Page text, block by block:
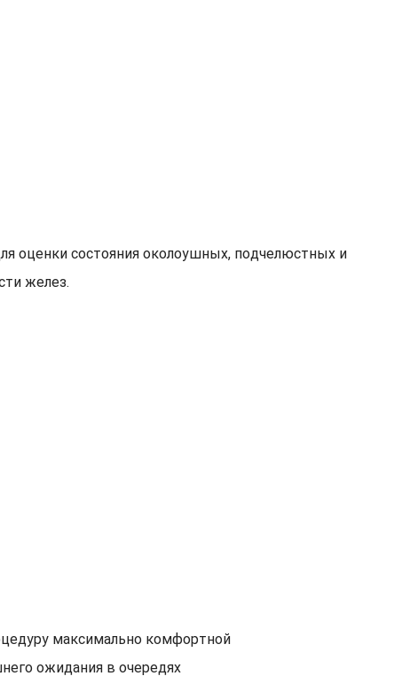
оценки состояния околоушных, подчелюстных и
желез.
максимально комфортной
ожидания в очередях